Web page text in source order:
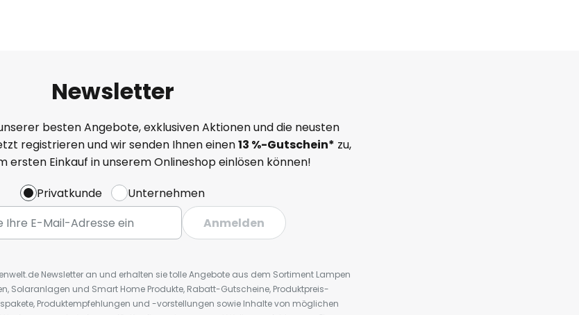
Newsletter
besten Angebote, exklusiven Aktionen und die neusten
registrieren und wir senden Ihnen einen13 %-Gutschein* zu,
ersten Einkauf in unserem Onlineshop einlösen können!
Privatkunde
Unternehmen
Anmelden
Newsletter an und erhalten sie tolle Angebote aus dem Sortiment Lampen
Solaranlagen und Smart Home Produkte, Rabatt-Gutscheine, Produktpreis-
Produktempfehlungen und -vorstellungen sowie Inhalte von möglichen